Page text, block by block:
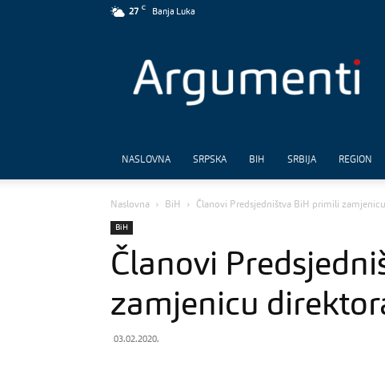
27
C
Banja Luka
NASLOVNA SRPSKA BIH SRBIJA REGION
Naslovna BiH Članovi Predsjedništva BiH primili
BiH
Članovi
zamjenicu
03.02.2020.